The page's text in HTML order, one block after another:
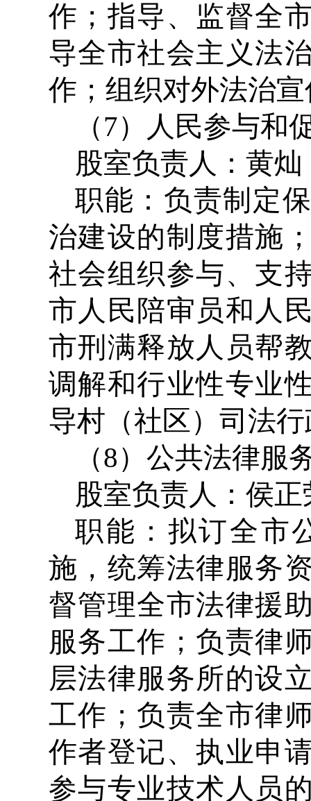
作；指导、监督全
导全市社会主义法
作；组织对外法治
（7）人民参与和
股室负责人：黄
职能：负责制定
治建设的制度措施
社会组织参与、支
市人民陪审员和人
市刑满释放人员帮
调解和行业性专业
导村（社区）司法
（8）公共法律服
股室负责人：侯
职能：拟订全市
施，统筹法律服务
督管理全市法律援
服务工作；负责律
层法律服务所的设
工作；负责全市律
作者登记、执业申
参与专业技术人员